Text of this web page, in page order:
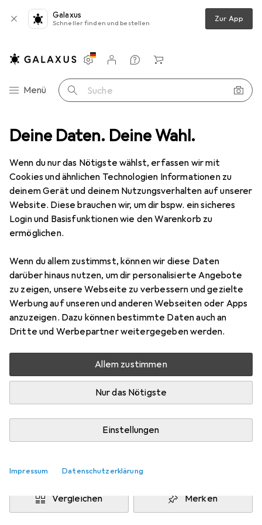
Deine Daten. Deine Wahl.
Wenn du nur das Nötigste wählst, erfassen wir mit
Cookies und ähnlichen Technologien Informationen zu
deinem Gerät und deinem Nutzungsverhalten auf unserer
Website. Diese brauchen wir, um dir bspw. ein sicheres
Login und Basisfunktionen wie den Warenkorb zu
ermöglichen.
Wenn du allem zustimmst, können wir diese Daten
darüber hinaus nutzen, um dir personalisierte Angebote
zu zeigen, unsere Webseite zu verbessern und gezielte
Werbung auf unseren und anderen Webseiten oder Apps
anzuzeigen. Dazu können bestimmte Daten auch an
Dritte und Werbepartner weitergegeben werden.
Allem zustimmen
Nur das Nötigste
Einstellungen
Impressum Datenschutzerklärung
Galaxus
Schneller finden und bestellen Zur App
Navigation nach Kategorien
Menü Suche
Einstellungen
Kundenkonto
Vergleichslisten
Merklisten
Warenkorb
Rutschbahn Plum Premium Nestschaukel mit Wassersprüher
17 Bilder
PlumPremium Nestschaukel mit
Wassersprüher
1.71 x 0.60 x 0.50 m
Preis in EUR inkl. MwSt.
EUR
227,73
Bewertungen Marke
Mehr von Plum
Mehr als 10 Stück an Lager beim Lieferanten
Benachrichtigen, wenn schneller verfügbar
Lieferort angeben für genaue Lieferzeit
In den Warenkorb
Vergleichen Merken